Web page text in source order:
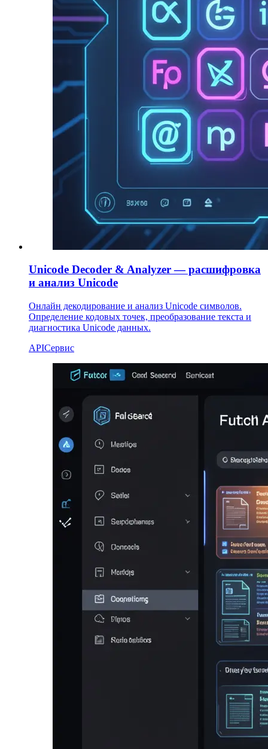
Unicode Decoder & Analyzer — расшифровка
и анализ Unicode
Онлайн декодирование и анализ Unicode символов.
Определение кодовых точек, преобразование текста и
диагностика Unicode данных.
APIСервис